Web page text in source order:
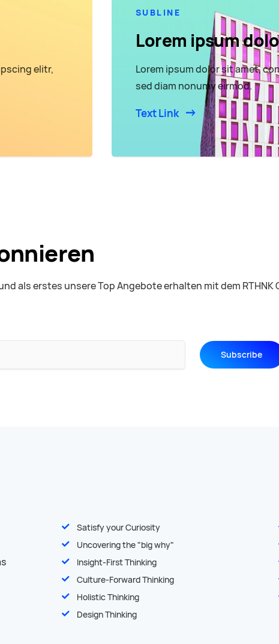
elitr,
SUBLINE
Lorem ipsum
Lorem ipsum dolor sit amet,
sed diam nonumy eirmod.
Text Link
als erstes unsere Top Angebote erhalten mit dem RTHNK
Subscribe
Satisfy your Curiosity
Uncovering the "big why"
Insight-First Thinking
Culture-Forward Thinking
Holistic Thinking
Design Thinking